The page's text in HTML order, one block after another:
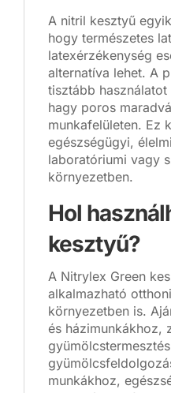
A nitril kesztyű
hogy természetes
latexérzékenység
alternatíva lehet. A
tisztább
hagy poros
munkafelületen. Ez
egészségügyi,
laboratóriumi vagy
környezetben.
Hol
kesztyű?
A Nitrylex Green
alkalmazható
környezetben is.
és házimunkákhoz,
munkákhoz,